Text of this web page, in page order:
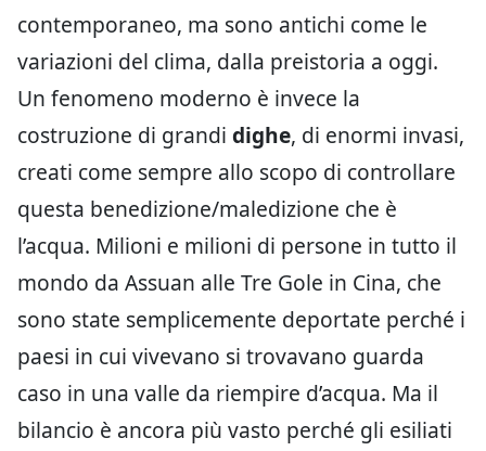
contemporaneo, ma sono antichi come le
variazioni del clima, dalla preistoria a oggi.
Un fenomeno moderno è invece la
costruzione di grandi dighe, di enormi invasi,
creati come sempre allo scopo di controllare
questa benedizione/maledizione che è
l’acqua. Milioni e milioni di persone in tutto il
mondo da Assuan alle Tre Gole in Cina, che
sono state semplicemente deportate perché i
paesi in cui vivevano si trovavano guarda
caso in una valle da riempire d’acqua. Ma il
bilancio è ancora più vasto perché gli esiliati